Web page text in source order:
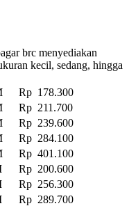
brc menyediakan
kecil, sedang, hingga
Rp 178.300
Rp 211.700
Rp 239.600
Rp 284.100
Rp 401.100
Rp 200.600
Rp 256.300
Rp 289.700